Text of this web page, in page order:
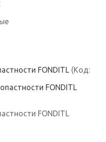
FONDITL (Код:
FONDITL